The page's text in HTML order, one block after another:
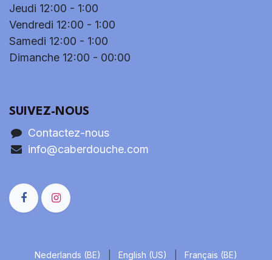
Jeudi 12:00 - 1:00
Vendredi 12:00 - 1:00
Samedi 12:00 - 1:00
Dimanche 12:00 - 00:00
SUIVEZ-NOUS
Contactez-nous
info@caberdouche.com
Nederlands (BE) English (US) Français (BE)